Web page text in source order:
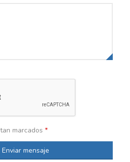
marcados *
Enviar mensaje